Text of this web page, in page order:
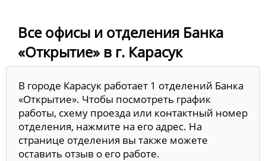
Все офисы и отделения Банка
«Открытие» в г. Карасук
В городе Карасук работает 1 отделений Банка
«Открытие». Чтобы посмотреть график
работы, схему проезда или контактный номер
отделения, нажмите на его адрес. На
странице отделения вы также можете
оставить отзыв о его работе.